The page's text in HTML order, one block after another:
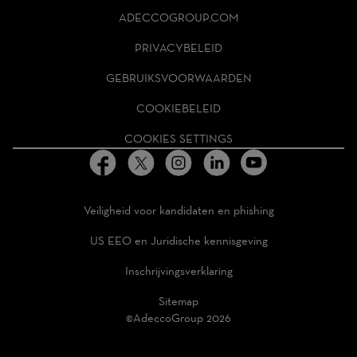
GROUP
HOMEPAGE
ADECCOGROUP.COM
PRIVACYBELEID
GEBRUIKSVOORWAARDEN
COOKIEBELEID
COOKIES SETTINGS
Veiligheid voor kandidaten en phishing
US EEO en Juridische kennisgeving
Inschrijvingsverklaring
Sitemap
©AdeccoGroup 2026